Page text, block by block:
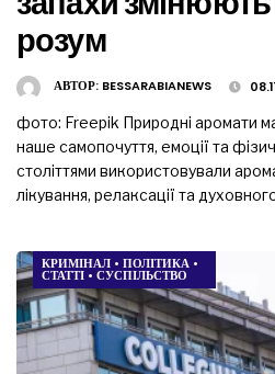
розум
АВТОР: BESSARABIANEWS
фото: Freepik Природні аромати
наше самопочуття, емоції та
століттями використовували
лікування, релаксації та
КРИМІНАЛ • ПОЛІТИКА •
СТАТТІ • СУСПІЛЬСТВО